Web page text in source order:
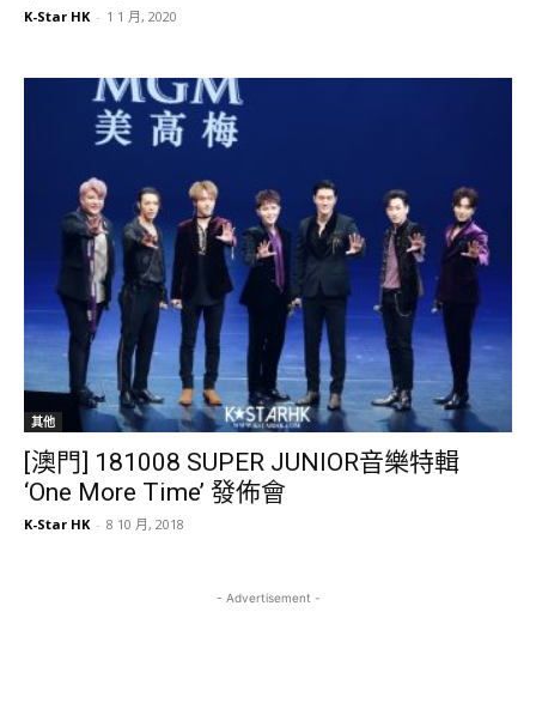
K-Star HK - 1 1 月, 2020
其他
[澳門] 181008 SUPER JUNIOR音樂特輯
‘One More Time’ 發佈會
K-Star HK - 8 10 月, 2018
- Advertisement -